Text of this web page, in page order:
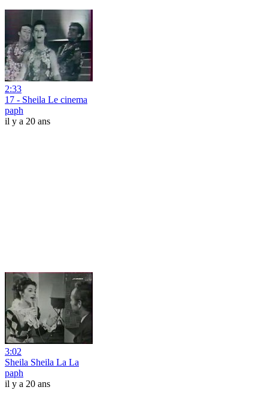
2:33
17 - Sheila Le cinema
paph
il y a 20 ans
3:02
Sheila Sheila La La
paph
il y a 20 ans